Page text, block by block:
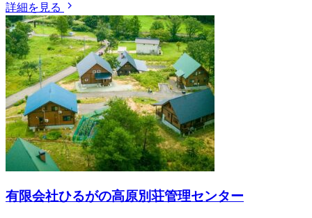
詳細を見る
有限会社ひるがの高原別荘管理センター